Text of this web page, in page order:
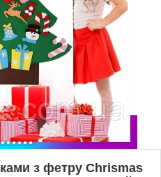
з фетру Chrismas